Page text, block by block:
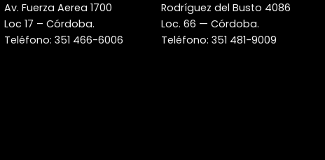
Av. Fuerza Aerea 1700
Loc 17 – Córdoba.
Teléfono: 351 466-6006
Rodríguez del Busto 4086
Loc. 66 — Córdoba.
Teléfono: 351 481-9009